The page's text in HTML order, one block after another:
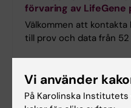
förvaring av LifeGene
Välkommen att
till prov och data från
Precisionsmedicin
Vi använder
På Karolinska